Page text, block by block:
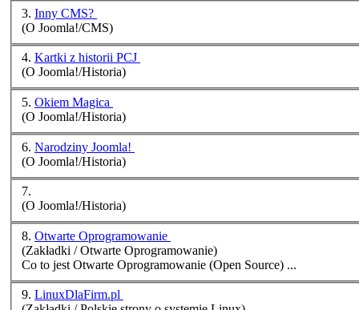
3. Inny CMS?
(O Joomla!/CMS)
4. Kartki z historii PCJ
(O Joomla!/Historia)
5. Okiem Magica
(O Joomla!/Historia)
6. Narodziny Joomla!
(O Joomla!/Historia)
7.
(O Joomla!/Historia)
8. Otwarte Oprogramowanie
(Zakładki / Otwarte Oprogramowanie)
Co to jest Otwarte Oprogramowanie (Open Source) ...
9. LinuxDlaFirm.pl